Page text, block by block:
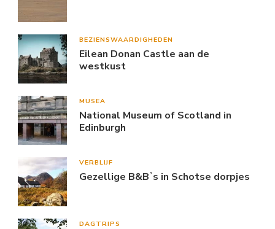
BEZIENSWAARDIGHEDEN
Eilean Donan Castle aan de
westkust
MUSEA
National Museum of Scotland in
Edinburgh
VERBLIJF
Gezellige B&Bʼs in Schotse dorpjes
DAGTRIPS